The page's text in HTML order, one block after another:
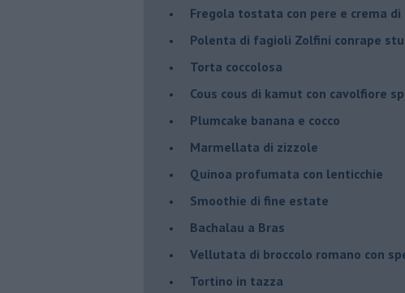
Fregola tostata con pere e crema
Polenta di fagioli Zolfini conrape
Torta coccolosa
Cous cous di kamut con cavolfiore
Plumcake banana e cocco
Marmellata di zizzole
Quinoa profumata con lenticchie
Smoothie di fine estate
Bachalau a Bras
Vellutata di broccolo romano con
Tortino in tazza